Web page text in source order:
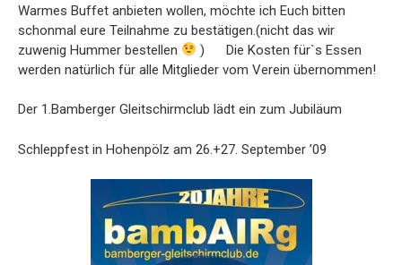
Warmes Buffet anbieten wollen, möchte ich Euch bitten
schonmal eure Teilnahme zu bestätigen.(nicht das wir
zuwenig Hummer bestellen
) Die Kosten für`s Essen
werden natürlich für alle Mitglieder vom Verein übernommen!
Der 1.Bamberger Gleitschirmclub lädt ein zum Jubiläum
Schleppfest in Hohenpölz am 26.+27. September ’09